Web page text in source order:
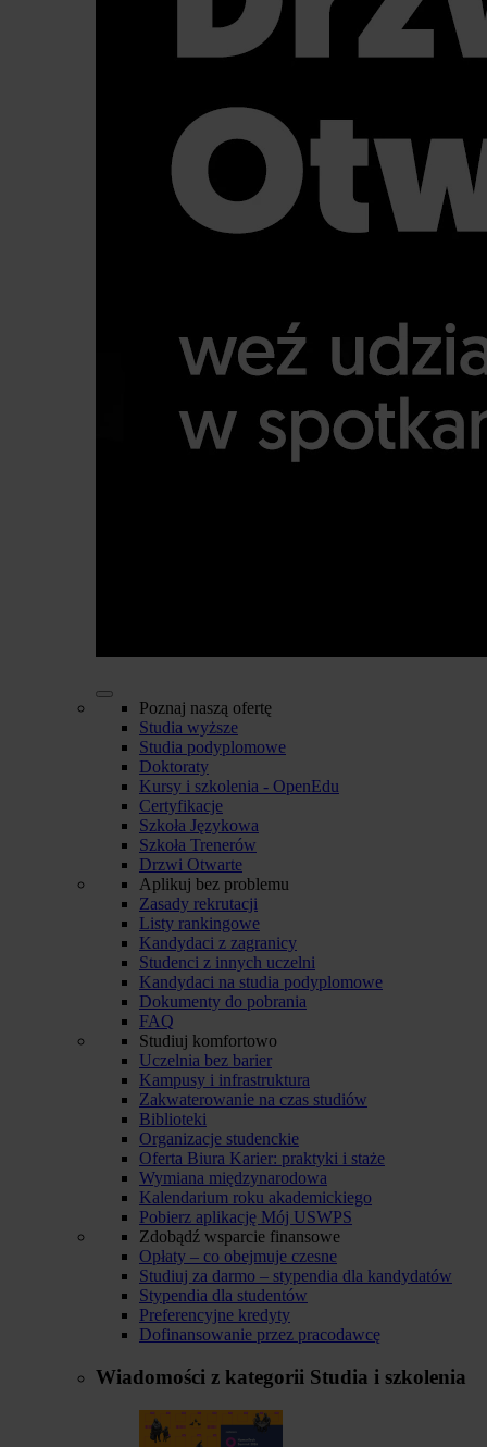
Poznaj naszą ofertę
Studia wyższe
Studia podyplomowe
Doktoraty
Kursy i szkolenia - OpenEdu
Certyfikacje
Szkoła Językowa
Szkoła Trenerów
Drzwi Otwarte
Aplikuj bez problemu
Zasady rekrutacji
Listy rankingowe
Kandydaci z zagranicy
Studenci z innych uczelni
Kandydaci na studia podyplomowe
Dokumenty do pobrania
FAQ
Studiuj komfortowo
Uczelnia bez barier
Kampusy i infrastruktura
Zakwaterowanie na czas studiów
Biblioteki
Organizacje studenckie
Oferta Biura Karier: praktyki i staże
Wymiana międzynarodowa
Kalendarium roku akademickiego
Pobierz aplikację Mój USWPS
Zdobądź wsparcie finansowe
Opłaty – co obejmuje czesne
Studiuj za darmo – stypendia dla kandydatów
Stypendia dla studentów
Preferencyjne kredyty
Dofinansowanie przez pracodawcę
Wiadomości z kategorii Studia i szkolenia